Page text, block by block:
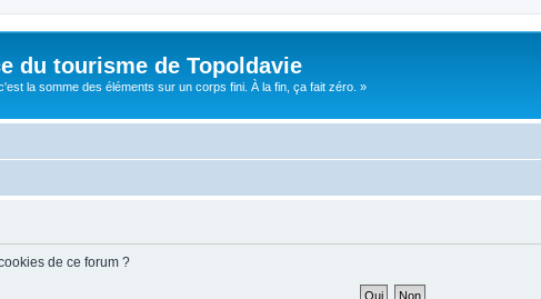
du tourisme de Topoldavie
la somme des éléments sur un corps fini. À la fin, ça fait zéro. »
de ce forum ?